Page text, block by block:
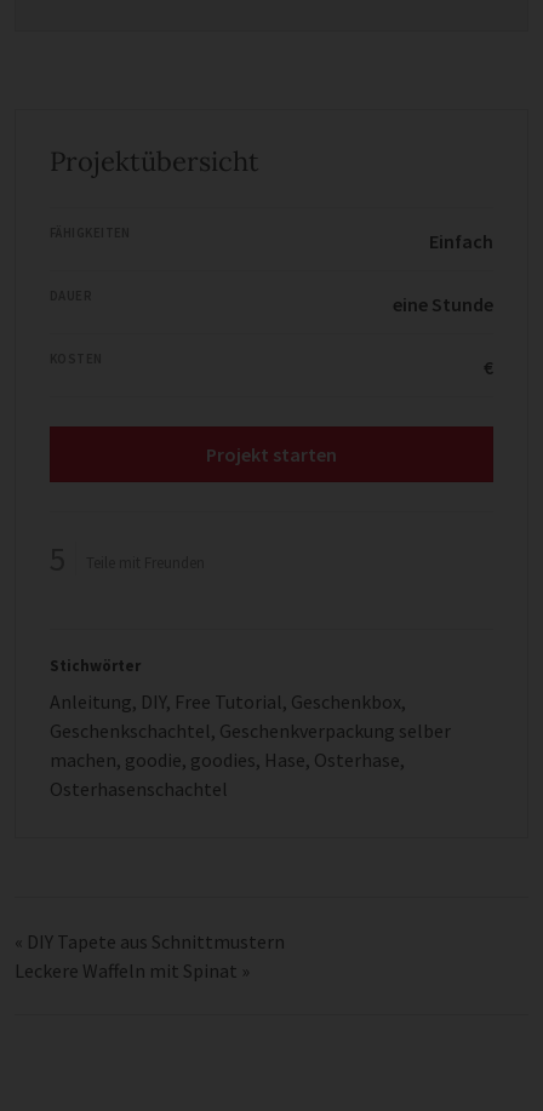
Projektübersicht
Einfach
eine Stunde
€
Projekt starten
Stichwörter
Anleitung, DIY, Free Tutorial, Geschenkbox,
Geschenkschachtel, Geschenkverpackung selber
machen, goodie, goodies, Hase, Osterhase,
Osterhasenschachtel
« DIY Tapete aus Schnittmustern
Leckere Waffeln mit Spinat »